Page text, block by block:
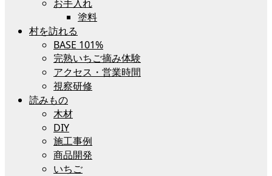
お手入れ
塗料
村を訪れる
BASE 101%
完熟いちご摘み体験
アクセス・営業時間
視察研修
読みもの
木材
DIY
施工事例
商品開発
いちご